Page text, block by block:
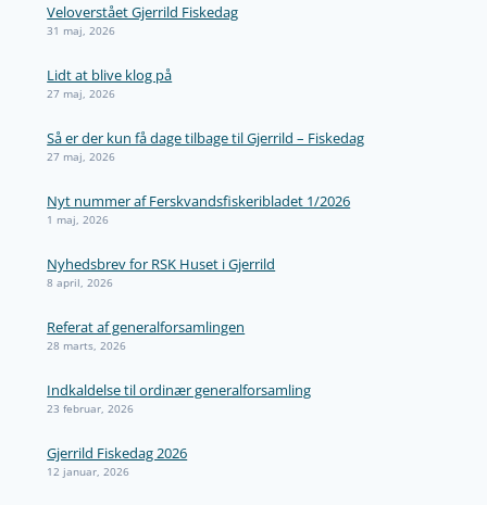
Veloverstået Gjerrild Fiskedag
31 maj, 2026
Lidt at blive klog på
27 maj, 2026
Så er der kun få dage tilbage til Gjerrild – Fiskedag
27 maj, 2026
Nyt nummer af Ferskvandsfiskeribladet 1/2026
1 maj, 2026
Nyhedsbrev for RSK Huset i Gjerrild
8 april, 2026
Referat af generalforsamlingen
28 marts, 2026
Indkaldelse til ordinær generalforsamling
23 februar, 2026
Gjerrild Fiskedag 2026
12 januar, 2026